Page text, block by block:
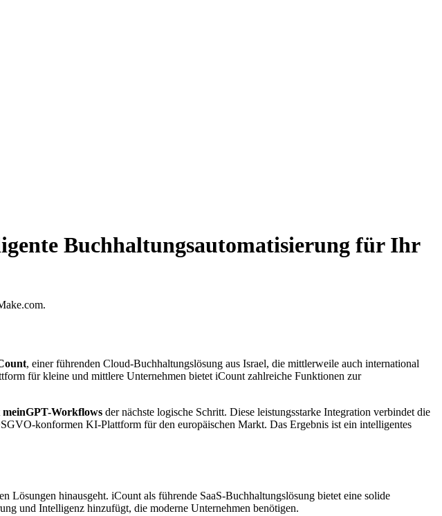
Buchhaltungsautomatisierung für Ihr
, einer führenden Cloud-Buchhaltungslösung aus Israel, die mittlerweile auch international
für kleine und mittlere Unternehmen bietet iCount zahlreiche Funktionen zur
meinGPT-Workflows der nächste logische Schritt. Diese leistungsstarke Integration verbindet die
konformen KI-Plattform für den europäischen Markt. Das Ergebnis ist ein intelligentes
hinausgeht. iCount als führende SaaS-Buchhaltungslösung bietet eine solide
und Intelligenz hinzufügt, die moderne Unternehmen benötigen.